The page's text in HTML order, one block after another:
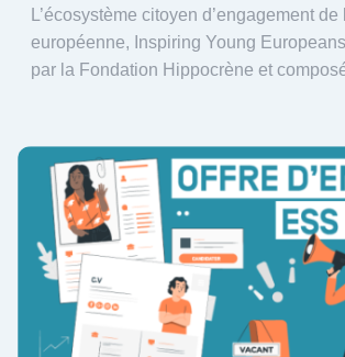
L’écosystème citoyen d’engagement
européenne, Inspiring Young
par la Fondation Hippocrène et